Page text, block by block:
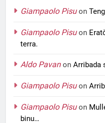
Giampaolo Pisuon
Giampaolo Pisuon
terra.
Aldo Pavanon Arribada
Giampaolo Pisuon
Giampaolo Pisuon
binu…